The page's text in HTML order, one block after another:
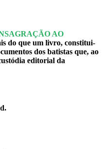
AO
do que um livro, constitui-
dos batistas que, ao
editorial da